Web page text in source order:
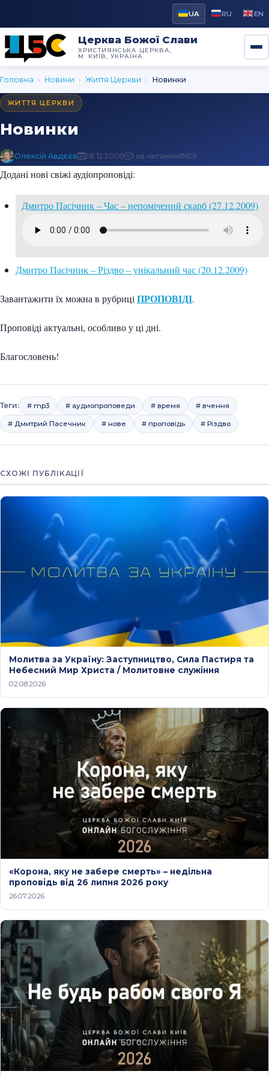
UA RU EN
Церква Божої Слави
ХРИСТИЯНСЬКА ЦЕРКВА,
М. КИЇВ, УКРАЇНА
Головна › Новини › Життя Церкви › Новинки
ЖИТТЯ ЦЕРКВИ
Новинки
Олексій Авдєєв 28.12.2009 1 хв читання 129
Додані нові свіжі аудіопроповіді:
Дмитро Пасічник – Час – непомічений скарб (27.12.2009)
Дмитро Пасічник – Різдво – унікальний час (20.12.2009)
Завантажити їх можна в рубриці ПРОПОВІДІ.
Проповіді актуальні, особливо у ці дні.
Благословень!
Теги: # mp3 # аудиопроповеди # время # вчення
# Дмитрий Пасечник # нове # проповідь # Різдво
СХОЖІ ПУБЛІКАЦІЇ
Молитва за Україну: Заступництво, Сила Пастиря та
Небесний Мир Христа / Молитовне служіння
02.08.2026
«Корона, яку не забере смерть» – недільна
проповідь від 26 липня 2026 року
26.07.2026